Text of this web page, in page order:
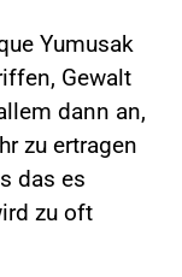
Yumusak
Gewalt
dann an,
zu ertragen
das es
zu oft